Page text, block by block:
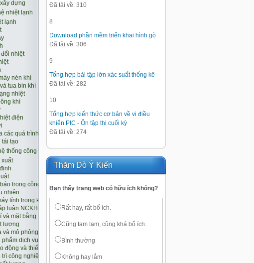
Đã tải về: 310
8
Download phần mềm triển khai hình gò
Đã tải về: 306
9
Tổng hợp bài tập lớn xác suất thống kê
Đã tải về: 282
10
Tổng hợp kiến thức cơ bản về vi điều
khiển PIC - Ôn tập thi cuối kỳ
Đã tải về: 274
Thăm Dò Ý Kiến
Bạn thấy trang web có hữu ích không?
Rất hay, rất bổ ích.
Cũng tạm tạm, cũng khá bổ ích.
Bình thường
Không hay lắm